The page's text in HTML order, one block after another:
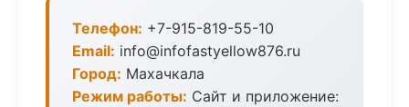
Телефон: +7-915-819-55-10
Email: info@infofastyellow876.ru
Город: Махачкала
Режим работы: Сайт и приложение: